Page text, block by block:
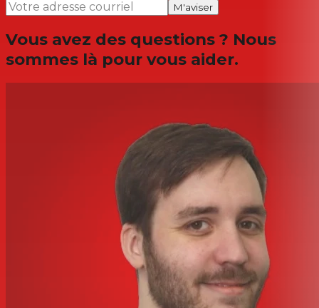
M'aviser
Vous avez des questions ? Nous
sommes là pour vous aider.